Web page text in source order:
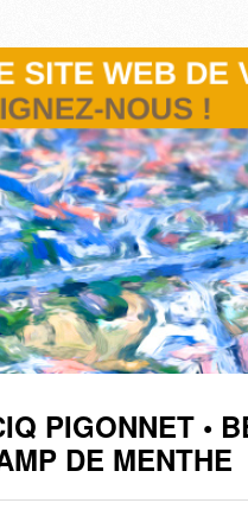
PIGONNET •
DE MENTHE